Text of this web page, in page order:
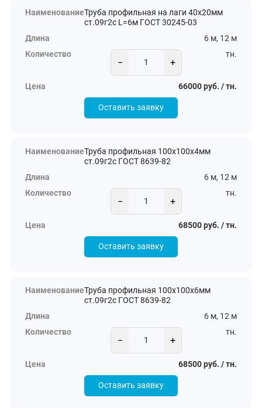
Труба профильная на лаги 40х20мм
ст.09г2с L=6м ГОСТ 30245-03
6 м, 12 м
− +
тн.
66000 руб. / тн.
Оставить заявку
Труба профильная 100х100х4мм
ст.09г2с ГОСТ 8639-82
6 м, 12 м
− +
тн.
68500 руб. / тн.
Оставить заявку
Труба профильная 100х100х6мм
ст.09г2с ГОСТ 8639-82
6 м, 12 м
− +
тн.
68500 руб. / тн.
Оставить заявку